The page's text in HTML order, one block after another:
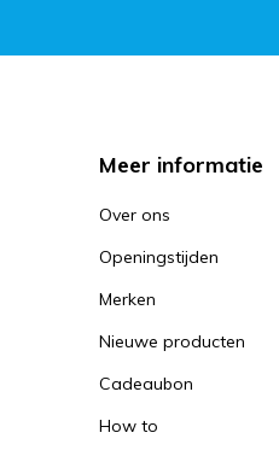
Meer informatie
Over ons
Openingstijden
Merken
Nieuwe producten
Cadeaubon
How to